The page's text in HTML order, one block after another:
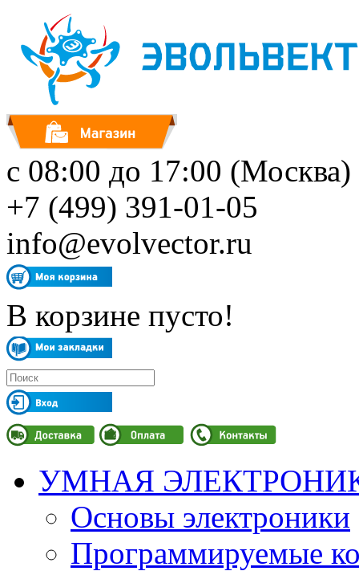
с 08:00 до 17:00 (Москва)
+7 (499) 391-01-05
info@evolvector.ru
В корзине пусто!
УМНАЯ
Основы электроники
Программируемые